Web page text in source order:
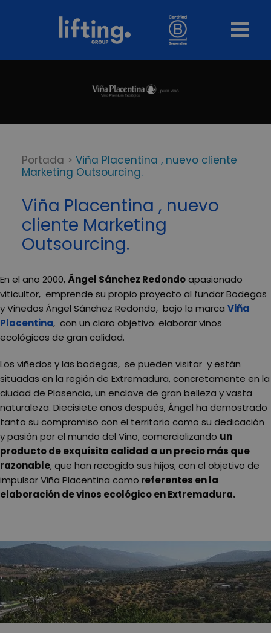
Portada > Viña Placentina , nuevo cliente
Marketing Outsourcing.
Viña Placentina , nuevo
cliente Marketing
Outsourcing.
En el año 2000,Ángel Sánchez Redondoapasionado
viticultor, emprende su propio proyecto al fundar Bodegas
y Viñedos Ángel Sánchez Redondo, bajo la marca Viña
Placentina, con un claro objetivo: elaborar vinos
ecológicos de gran calidad.
Los viñedos y las bodegas, se pueden visitar y están
situadas en la región de Extremadura, concretamente en la
ciudad de Plasencia, un enclave de gran belleza y vasta
naturaleza. Diecisiete años después, Ángel ha demostrado
tanto su compromiso con el territorio como su dedicación
y pasión por el mundo del Vino, comercializando un
producto de exquisita calidad a un precio más que
razonable, que han recogido sus hijos, con el objetivo de
impulsar Viña Placentina como referentes en la
elaboración de vinos ecológico en Extremadura.